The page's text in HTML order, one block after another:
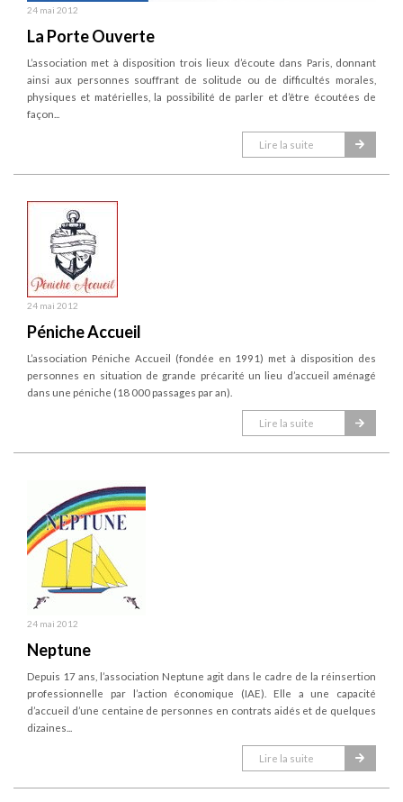
24 mai 2012
La Porte Ouverte
L’association met à disposition trois lieux d’écoute dans Paris, donnant
ainsi aux personnes souffrant de solitude ou de difficultés morales,
physiques et matérielles, la possibilité de parler et d’être écoutées de
façon...
Lire la suite
24 mai 2012
Péniche Accueil
L’association Péniche Accueil (fondée en 1991) met à disposition des
personnes en situation de grande précarité un lieu d’accueil aménagé
dans une péniche (18 000 passages par an).
Lire la suite
24 mai 2012
Neptune
Depuis 17 ans, l’association Neptune agit dans le cadre de la réinsertion
professionnelle par l’action économique (IAE). Elle a une capacité
d’accueil d’une centaine de personnes en contrats aidés et de quelques
dizaines...
Lire la suite